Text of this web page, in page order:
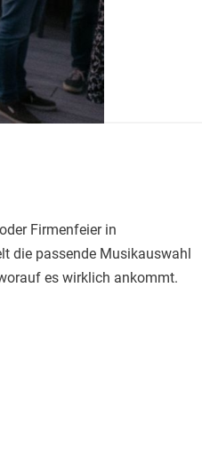
Firmenfeier in
die passende Musikauswahl
es wirklich ankommt.